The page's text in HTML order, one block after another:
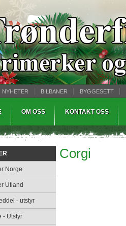
NYHETER BILBANER BYGGESETT
OM OSS KONTAKT OSS
Norge
Utland
- utstyr
- Utstyr
Corgi